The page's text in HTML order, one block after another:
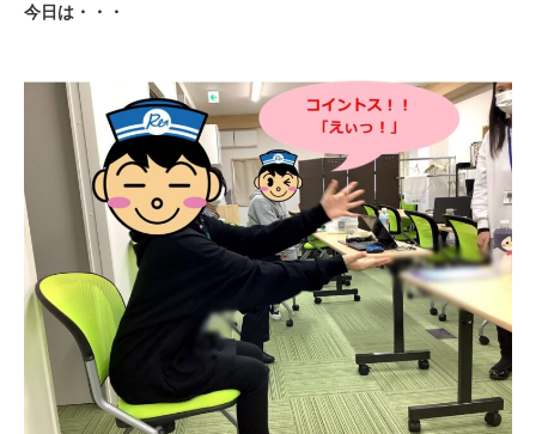
今日は・・・